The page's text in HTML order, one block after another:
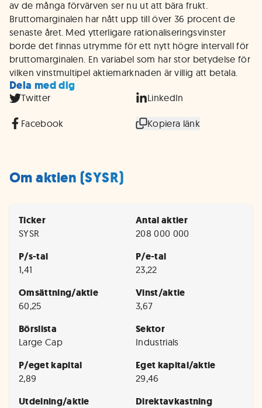
av de många förvärven ser nu ut att bära frukt.
Bruttomarginalen har nått upp till över 36 procent de
senaste året. Med ytterligare rationaliseringsvinster
borde det finnas utrymme för ett nytt högre intervall för
bruttomarginalen. En variabel som har stor betydelse för
vilken vinstmultipel aktiemarknaden är villig att betala.
Dela med dig
Twitter LinkedIn
Facebook Kopiera länk
Om aktien (SYSR)
Ticker
SYSR
Antal aktier
208 000 000
P/s-tal
1,41
P/e-tal
23,22
Omsättning/aktie
60,25
Vinst/aktie
3,67
Börslista
Large Cap
Sektor
Industrials
P/eget kapital
2,89
Eget kapital/aktie
29,46
Utdelning/aktie Direktavkastning